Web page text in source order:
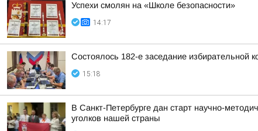
Успехи смолян на «Школе безопасности»
14:17
Состоялось 182-е заседание избирательной
15:18
В Санкт-Петербурге дан старт научно-
уголков нашей страны